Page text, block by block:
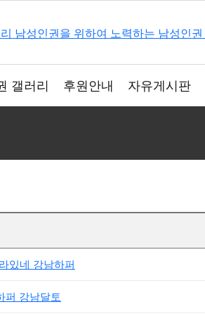
갤러리 후원안내 자유게시판
있네 강남하퍼
퍼 강남달토